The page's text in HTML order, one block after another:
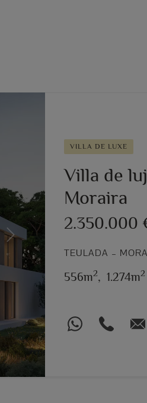
Next
VILLA DE LUXE
Villa de
Moraira
2.350.000
TEULADA –
556m2, 1.274m2